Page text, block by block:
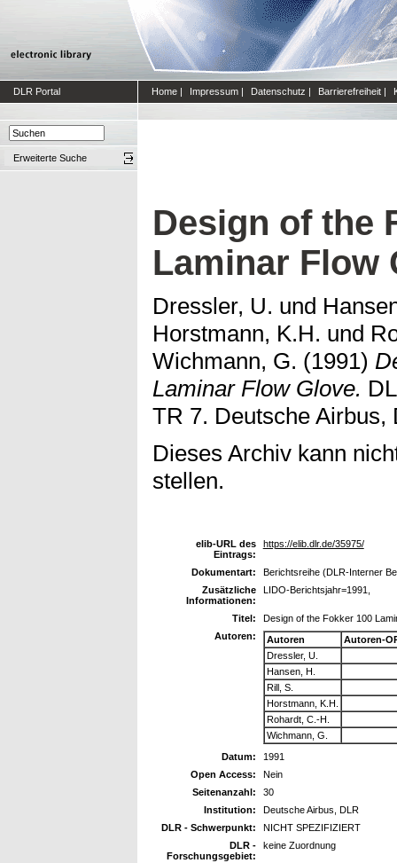
DLR Portal Home | Impressum | Datenschutz | Barrierefreiheit |
Erweiterte Suche
Design of the
Laminar Flow
Dressler, U. und
Horstmann, K.H. und
Wichmann, G. (1991)
Laminar Flow Glove.
TR 7. Deutsche Airbus,
Dieses Archiv kann
stellen.
elib-URL des
Eintrags:
https://elib.dlr.de/35975/
Dokumentart:
Berichtsreihe (DLR-Interner
Zusätzliche
Informationen:
LIDO-Berichtsjahr=1991,
Titel:
Design of the Fokker 100
Autoren:
Autoren
Autoren-
Dressler, U.
Hansen, H.
Rill, S.
Horstmann, K.H.
Rohardt, C.-H.
Wichmann, G.
Datum:
1991
Open Access:
Nein
Seitenanzahl:
30
Institution:
Deutsche Airbus, DLR
DLR - Schwerpunkt:
NICHT SPEZIFIZIERT
DLR -
Forschungsgebiet:
keine Zuordnung